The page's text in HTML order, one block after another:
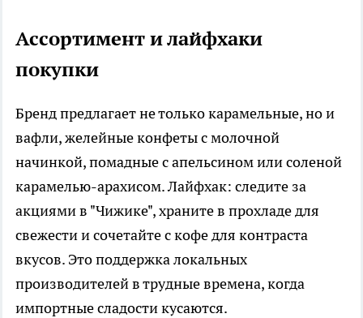
Ассортимент и лайфхаки
покупки
Бренд предлагает не только карамельные, но и
вафли, желейные конфеты с молочной
начинкой, помадные с апельсином или соленой
карамелью-арахисом. Лайфхак: следите за
акциями в "Чижике", храните в прохладе для
свежести и сочетайте с кофе для контраста
вкусов. Это поддержка локальных
производителей в трудные времена, когда
импортные сладости кусаются.